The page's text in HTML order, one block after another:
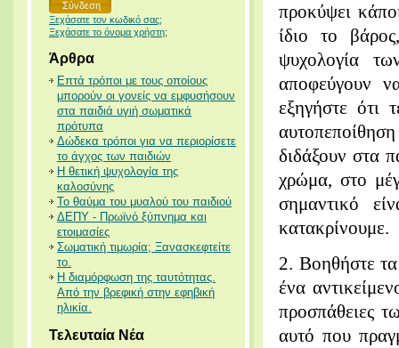
Ξεχάσατε τον κωδικό σας;
Ξεχάσατε το όνομα χρήστη;
Άρθρα
Επτά τρόποι με τους οποίους
μπορούν οι γονείς να εμφυσήσουν
στα παιδιά υγιή σωματικά
πρότυπα
Δώδεκα τρόποι για να περιορίσετε
το άγχος των παιδιών
Η θετική ψυχολογία της
καλοσύνης
Το θαύμα του μυαλού του παιδιού
ΔΕΠΥ - Πρωϊνό ξύπνημα και
ετοιμασίες
Σωματική τιμωρία; Ξανασκεφτείτε
το.
Η διαμόρφωση της ταυτότητας.
Από την βρεφική στην εφηβική
ηλικία.
Τελευταία Νέα
προκύψει
ίδιο το
ψυχολογία
αποφεύγουν
εξηγήστε ότι
διδάξουν στα
χρώμα, στο
σημαντικό
κατακρίνουμε.
2. Βοηθήστε τα
ένα
προσπάθειες
αυτό που